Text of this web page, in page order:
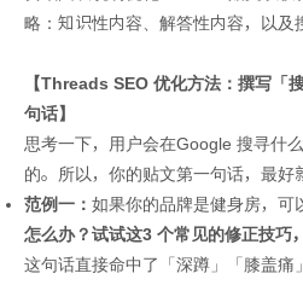
略：知识性内容、解答性内容，以及
【Threads SEO 优化方法：撰写「
句话】
思考一下，用户会在Google 搜寻什
的。所以，你的贴文第一句话，最好
范例一： 如果你的品牌是健身房，可
怎么办？试试这3 个常见的修正技巧
这句话直接命中了「深蹲」「膝盖痛